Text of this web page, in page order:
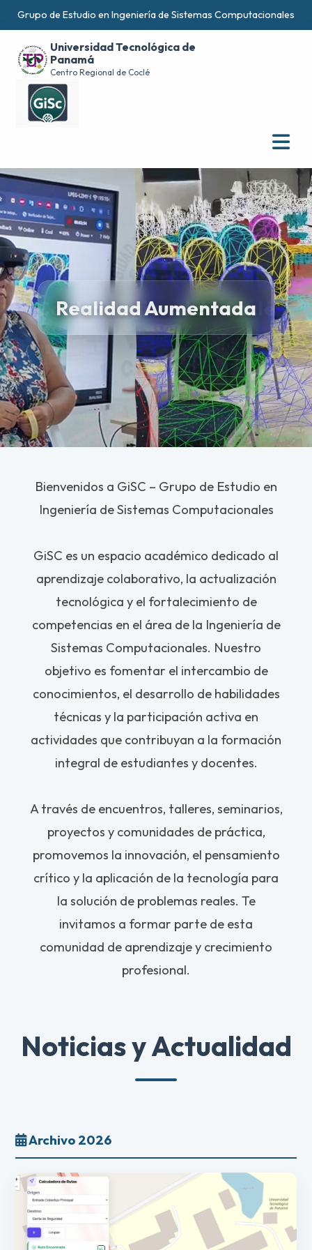
Grupo de Estudio en Ingeniería de Sistemas Computacionales
Universidad Tecnológica de
Panamá
Centro Regional de Coclé
Realidad Aumentada
Centro Regional de Coclé
Bienvenidos a GiSC – Grupo de Estudio en
Ingeniería de Sistemas Computacionales
GiSC es un espacio académico dedicado al
aprendizaje colaborativo, la actualización
tecnológica y el fortalecimiento de
competencias en el área de la Ingeniería de
Sistemas Computacionales. Nuestro
objetivo es fomentar el intercambio de
conocimientos, el desarrollo de habilidades
técnicas y la participación activa en
actividades que contribuyan a la formación
integral de estudiantes y docentes.
A través de encuentros, talleres, seminarios,
proyectos y comunidades de práctica,
promovemos la innovación, el pensamiento
crítico y la aplicación de la tecnología para
la solución de problemas reales. Te
invitamos a formar parte de esta
comunidad de aprendizaje y crecimiento
profesional.
Noticias y Actualidad
Archivo 2026